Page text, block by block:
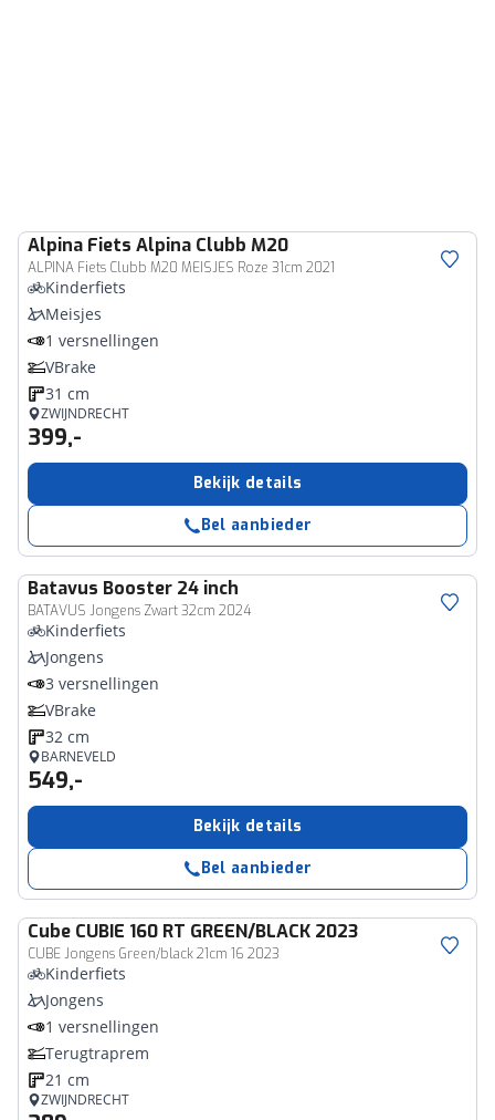
Alpina Fiets Alpina Clubb M20
ALPINA Fiets Clubb M20 MEISJES Roze 31cm 2021
Kinderfiets
Meisjes
1 versnellingen
VBrake
31 cm
ZWIJNDRECHT
399,-
Bekijk details
Bel aanbieder
Batavus Booster 24 inch
BATAVUS Jongens Zwart 32cm 2024
Kinderfiets
Jongens
3 versnellingen
VBrake
32 cm
BARNEVELD
549,-
Bekijk details
Bel aanbieder
Cube CUBIE 160 RT GREEN/BLACK 2023
CUBE Jongens Green/black 21cm 16 2023
Kinderfiets
Jongens
1 versnellingen
Terugtraprem
21 cm
ZWIJNDRECHT